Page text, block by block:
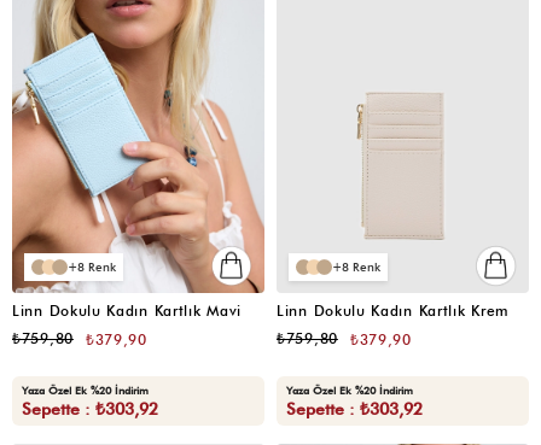
8
Linn Dokulu Kadın Kartlık Mavi
₺379,90
₺759,80
Yaza Özel Ek %20 İndirim
Sepette : ₺303,92
8
Linn Dokulu Kadın Kartlık Krem
₺379,90
₺759,80
Yaza Özel Ek %20 İndirim
Sepette : ₺303,92